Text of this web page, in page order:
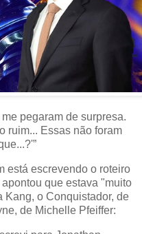
pegaram de surpresa.
ruim... Essas não foram
está escrevendo o roteiro
que estava "muito
Kang, o Conquistador, de
de Michelle Pfeiffer: